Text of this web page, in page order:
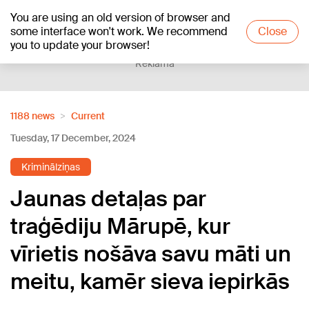
You are using an old version of browser and
some interface won't work. We recommend
you to update your browser!
Close
+20°C
Reklāma
1188 news
Current
Tuesday, 17 December, 2024
Kriminālziņas
Jaunas detaļas par
traģēdiju Mārupē, kur
vīrietis nošāva savu māti un
meitu, kamēr sieva iepirkās